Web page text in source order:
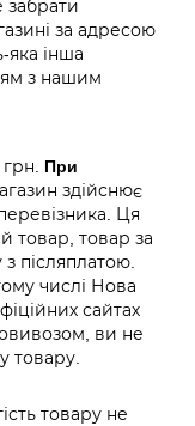
за адресою
яка інша
з нашим
При
здійснює
Ця
товар, товар за
післяплатою.
числі Нова
сайтах
ви не
товару.
товару не